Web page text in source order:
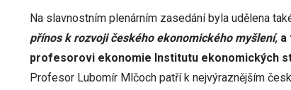
Na slavnostním plenárním zasedání byla udělena
přínos k rozvoji českého ekonomického myšlení, a
profesorovi ekonomie Institutu ekonomických
Profesor Lubomír Mlčoch patří k nejvýraznějším